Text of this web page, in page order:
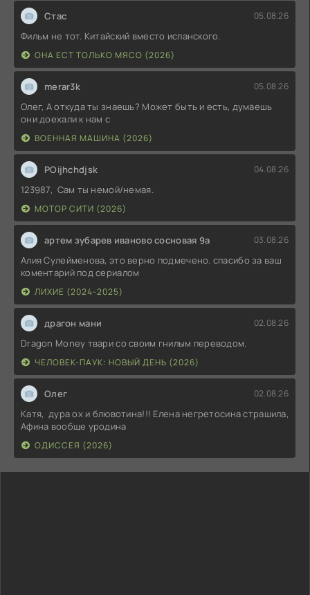
Стас 05.08.26
Фильм не тот. Китайский вместо испанского.
ОНА ЕСТ ТОЛЬКО МЯСО (2026)
merar3k 05.08.26
Олег, А откуда ты знаешь? Может быть и есть, думаешь
они доехали к нам с
ВОЕННАЯ МАШИНА (2026)
POijhchdjsk 04.08.26
123987, Сам ты немой/немая.
МОТОР СИТИ (2026)
артем зубарев иваново сосновая 9а 03.08.26
Алия Сулейменова, это верно подмечено. спасибо за ваш
коментарий под сериалом
ЛИХИЕ (2024-2025)
драгон мани 02.08.26
Dragon Money твари со своим гнилым переводом.
ЧЕЛОВЕК-ПАУК: НОВЫЙ ДЕНЬ (2026)
Олег 02.08.26
Катя, дура ох и блювотина!!! Елена негретосина страшила,
Афина вообще уродина
ОДИССЕЯ (2026)